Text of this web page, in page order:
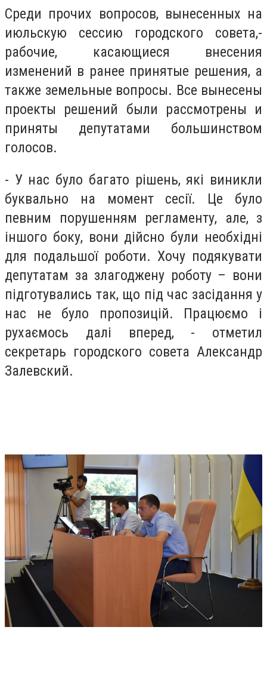
Среди прочих вопросов, вынесенных на
июльскую сессию городского совета,-
рабочие, касающиеся внесения
изменений в ранее принятые решения, а
также земельные вопросы. Все вынесены
проекты решений были рассмотрены и
приняты депутатами большинством
голосов.
- У нас було багато рішень, які виникли
буквально на момент сесії. Це було
певним порушенням регламенту, але, з
іншого боку, вони дійсно були необхідні
для подальшої роботи. Хочу подякувати
депутатам за злагоджену роботу – вони
підготувались так, що під час засідання у
нас не було пропозицій. Працюємо і
рухаємось далі вперед, - отметил
секретарь городского совета Александр
Залевский.